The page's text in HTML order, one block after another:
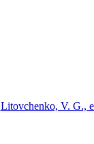
Litovchenko, V. G.,